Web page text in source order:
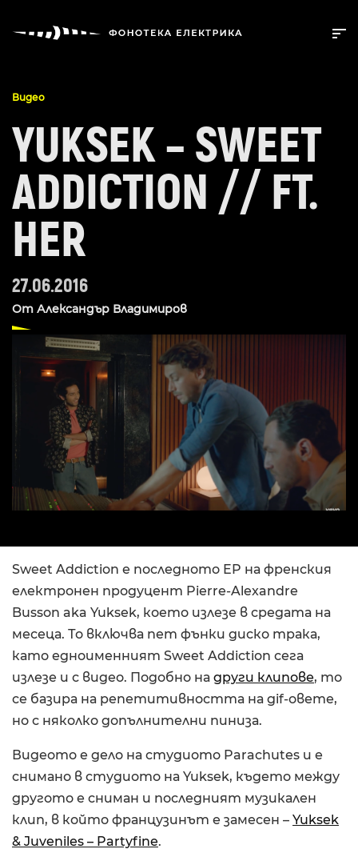
Видео
YUKSEK – SWEET
ADDICTION // FT.
HER
27.06.2016
От Александър Владимиров
Sweet Addiction е последното EP на френския
електронен продуцент Pierre-Alexandre
Busson aka Yuksek, което излезе в средата на
месеца. То включва пет фънки диско трака,
като едноименният Sweet Addiction сега
излезе и с видео. Подобно на други клипове, то
се базира на репетитивността на gif-овете,
но с няколко допълнителни пиниза.
Видеото е дело на студиото Parachutes и е
снимано в студиото на Yuksek, където между
другото е сниман и последният музикален
клип, в който французинът е замесен – Yuksek
& Juveniles – Partyfine.